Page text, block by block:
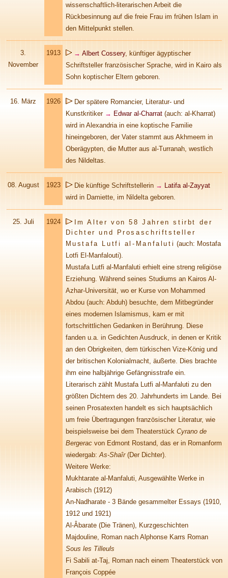
wissenschaftlich-literarischen Arbeit die
Rückbesinnung auf die freie Frau im frühen Islam in
den Mittelpunkt stellen.
3.
November
1913 → Albert Cossery, künftiger ägyptischer
Schriftsteller französischer Sprache, wird in Kairo als
Sohn koptischer Eltern geboren.
16. März 1926
Der spätere Romancier, Literatur- und
Kunstkritiker → Edwar al-Charrat(auch: al-Kharrat)
wird in Alexandria in eine koptische Familie
hineingeboren, der Vater stammt aus Akhmeem in
Oberägypten, die Mutter aus al-Turranah, westlich
des Nildeltas.
08. August 1923 Die künftige Schriftstellerin →
Latifa al-Zayyat
wird in Damiette, im Nildelta geboren.
25. Juli 1924
Im Alter von 58 Jahren stirbt der
Dichter und Prosaschriftsteller
Mustafa Lutfi al-Manfaluti (auch: Mostafa
Lotfi El-Manfalouti).
Mustafa Lutfi al-Manfaluti erhielt eine streng religiöse
Erziehung. Während seines Studiums an Kairos Al-
Azhar-Universität, wo er Kurse von Mohammed
Abdou (auch: Abduh) besuchte, dem Mitbegründer
eines modernen Islamismus, kam er mit
fortschrittlichen Gedanken in Berührung. Diese
fanden u.a. in Gedichten Ausdruck, in denen er Kritik
an den Obrigkeiten, dem türkischen Vize-König und
der britischen Kolonialmacht, äußerte. Dies brachte
ihm eine halbjährige Gefängnisstrafe ein.
Literarisch zählt Mustafa Lutfi al-Manfaluti zu den
größten Dichtern des 20. Jahrhunderts im Lande. Bei
seinen Prosatexten handelt es sich hauptsächlich
um freie Übertragungen französischer Literatur, wie
beispielsweise bei dem Theaterstück Cyrano de
Bergeracvon Edmont Rostand, das er in Romanform
wiedergab: As-Shaîr(Der Dichter).
Weitere Werke:
Mukhtarate al-Manfaluti, Ausgewählte Werke in
Arabisch (1912)
An-Nadharate - 3 Bände gesammelter Essays (1910,
1912 und 1921)
Al-Âbarate (Die Tränen), Kurzgeschichten
Majdouline, Roman nach Alphonse Karrs Roman
Sous les Tilleuls
Fi Sabili at-Taj, Roman nach einem Theaterstück von
François Coppée